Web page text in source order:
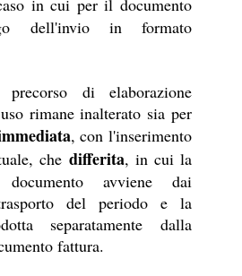
in cui per il documento
dell'invio in formato
di elaborazione
rimane inalterato sia per
, con l'inserimento
che differita, in cui la
avviene dai
del periodo e la
separatamente dalla
fattura.